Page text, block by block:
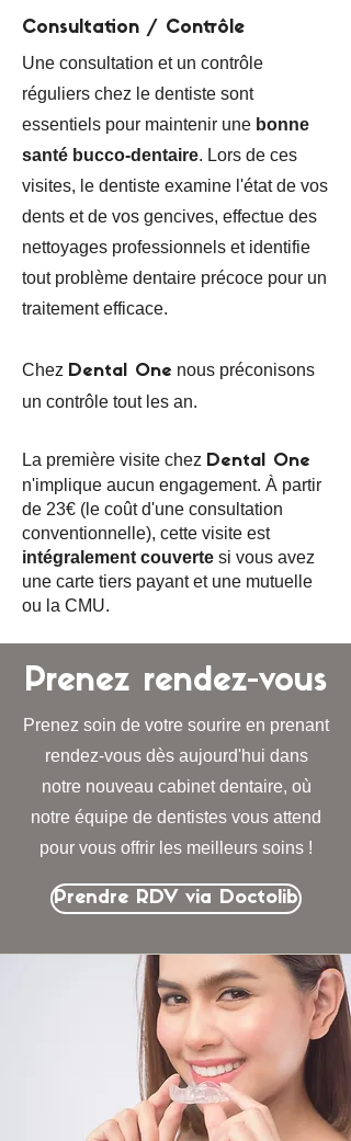
Consultation / Contrôle
Une consultation et un contrôle
réguliers chez le dentiste sont
essentiels pour maintenir une bonne
santé bucco-dentaire. Lors de ces
visites, le dentiste examine l'état de vos
dents et de vos gencives, effectue des
nettoyages professionnels et identifie
tout problème dentaire précoce pour un
traitement efficace.
Chez Dental One nous préconisons
un contrôle tout les an.
La première visite chez Dental One
n'implique aucun engagement. À partir
de 23€ (le coût d'une consultation
conventionnelle), cette visite est
intégralement couverte si vous avez
une carte tiers payant et une mutuelle
ou la CMU.
Prenez rendez-vous
Prenez soin de votre sourire en prenant
rendez-vous dès aujourd'hui dans
notre nouveau cabinet dentaire, où
notre équipe de dentistes vous attend
pour vous offrir les meilleurs soins !
Prendre RDV via Doctolib